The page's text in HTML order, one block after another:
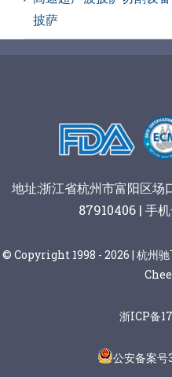
披萨
地址:浙江省杭州市富阳区场
87910406 | 手
© Copyright 1998 - 2026 | 杭州
浙ICP备
公安备案号